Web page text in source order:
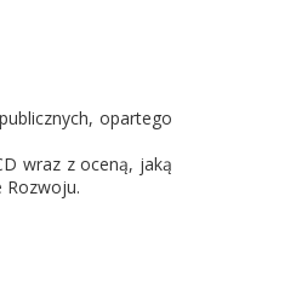
opartego
wraz z oceną, jaką
Rozwoju.